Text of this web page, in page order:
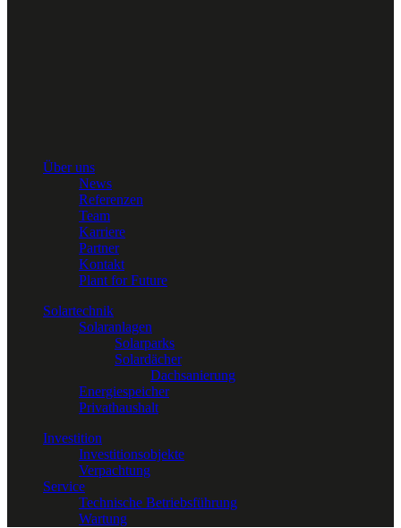
Über uns
News
Referenzen
Team
Karriere
Partner
Kontakt
Plant for Future
Solartechnik
Solaranlagen
Solarparks
Solardächer
Dachsanierung
Energiespeicher
Privathaushalt
Investition
Investitionsobjekte
Verpachtung
Service
Technische Betriebsführung
Wartung